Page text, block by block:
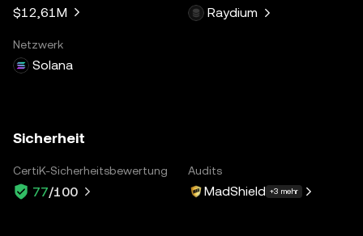
$12,61M Raydium
Netzwerk
Solana
Sicherheit
CertiK-Sicherheitsbewertung
77/100
Audits
MadShield +3 mehr